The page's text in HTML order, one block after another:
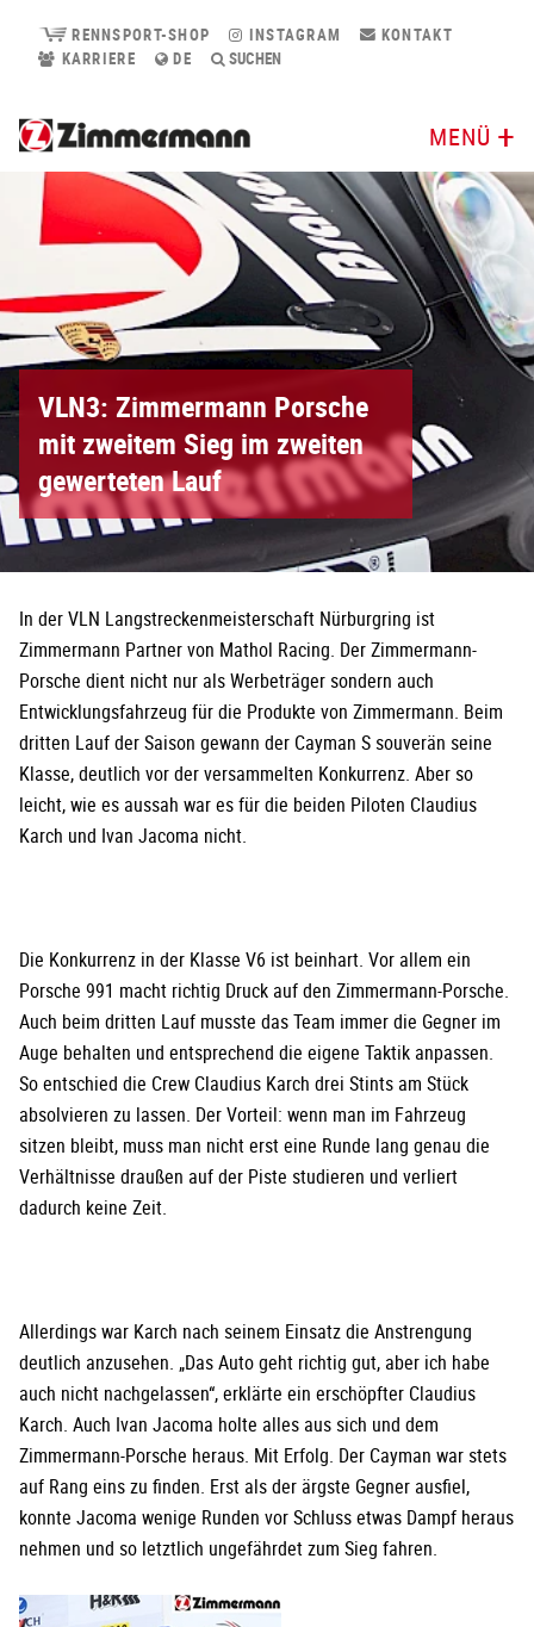
RENNSPORT-SHOP INSTAGRAM
KONTAKT
KARRIERE
DE SUCHEN
MENÜ
VLN3: Zimmermann Porsche
mit zweitem Sieg im zweiten
gewerteten Lauf
In der VLN Langstreckenmeisterschaft Nürburgring ist
Zimmermann Partner von Mathol Racing. Der Zimmermann-
Porsche dient nicht nur als Werbeträger sondern auch
Entwicklungsfahrzeug für die Produkte von Zimmermann. Beim
dritten Lauf der Saison gewann der Cayman S souverän seine
Klasse, deutlich vor der versammelten Konkurrenz. Aber so
leicht, wie es aussah war es für die beiden Piloten Claudius
Karch und Ivan Jacoma nicht.
Die Konkurrenz in der Klasse V6 ist beinhart. Vor allem ein
Porsche 991 macht richtig Druck auf den Zimmermann-Porsche.
Auch beim dritten Lauf musste das Team immer die Gegner im
Auge behalten und entsprechend die eigene Taktik anpassen.
So entschied die Crew Claudius Karch drei Stints am Stück
absolvieren zu lassen. Der Vorteil: wenn man im Fahrzeug
sitzen bleibt, muss man nicht erst eine Runde lang genau die
Verhältnisse draußen auf der Piste studieren und verliert
dadurch keine Zeit.
Allerdings war Karch nach seinem Einsatz die Anstrengung
deutlich anzusehen. „Das Auto geht richtig gut, aber ich habe
auch nicht nachgelassen“, erklärte ein erschöpfter Claudius
Karch. Auch Ivan Jacoma holte alles aus sich und dem
Zimmermann-Porsche heraus. Mit Erfolg. Der Cayman war stets
auf Rang eins zu finden. Erst als der ärgste Gegner ausfiel,
konnte Jacoma wenige Runden vor Schluss etwas Dampf heraus
nehmen und so letztlich ungefährdet zum Sieg fahren.